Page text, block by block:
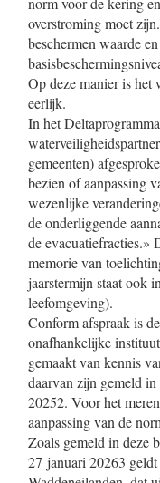
overstroming moet
beschermen waarde
Op deze manier is het
eerlijk.
In het
gemeenten)
bezien of aanpassing
wezenlijke
de onderliggende
de evacuatiefracties.»
memorie van
jaarstermijn staat ook
leefomgeving).
Conform afspraak is
onafhankelijke
gemaakt van kennis
daarvan zijn gemeld
20252. Voor het
aanpassing van de
Zoals gemeld in deze
27 januari 20263